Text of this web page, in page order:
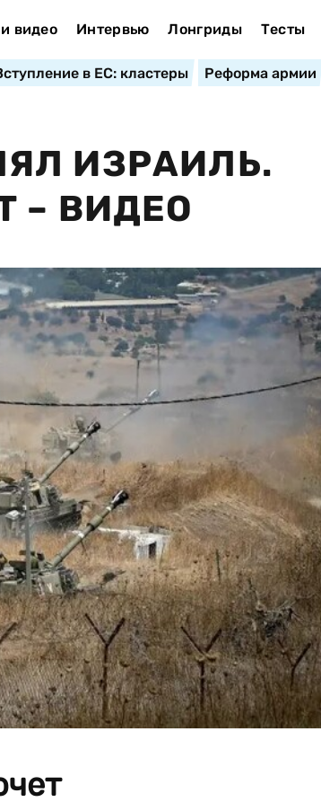
видео Интервью Лонгриды Тесты
в ЕС: кластеры Реформа армии
ИЗРАИЛЬ.
– ВИДЕО